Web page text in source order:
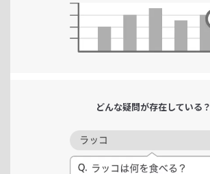
どんな疑問が存在している？